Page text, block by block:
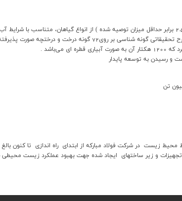
يكي از اقدامات ارزنده شركت فولاد مباركه ايجاد،گسترش و نگهداري از 1600 هكتار(2.5 برابر حداقل ميزان
گونه درخت و درختچه صورت پذيرفته است.
و رسيدن به توسعه پايدار
مبارکه از ابتداي راه اندازي تا کنون بالغ بر 200 ميليارد تومان براورد گرديده
ايجاد شده جهت بهبود عملکرد زيست محيطي شرکت ساليانه بالغ بر 15